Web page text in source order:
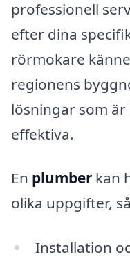
professionell
efter dina
rörmokare
regionens
lösningar som
effektiva.
En plumber kan
olika uppgifter,
Installation